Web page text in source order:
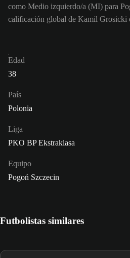
como Medio izquierdo/a (MI) para
calificación global de Kamil Grosicki
Edad
38
País
Polonia
Liga
PKO BP Ekstraklasa
Equipo
Pogoń Szczecin
Futbolistas similares